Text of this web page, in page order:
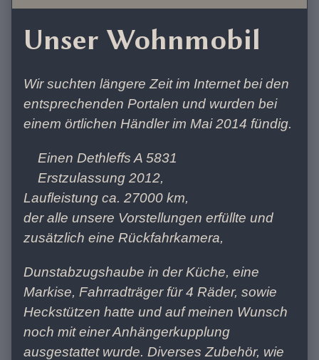
Unser Wohnmobil
Wir suchten längere Zeit im Internet bei den
entsprechenden Portalen und wurden bei
einem örtlichen Händler im Mai 2014 fündig.
Einen Dethleffs A 5831
Erstzulassung 2012,
Laufleistung ca. 27000 km,
der alle unsere Vorstellungen erfüllte und
zusätzlich eine Rückfahrkamera,
Dunstabzugshaube in der Küche, eine
Markise, Fahrradträger für 4 Räder, sowie
Heckstützen hatte und auf meinen Wunsch
noch mit einer Anhängerkupplung
ausgestattet wurde. Diverses Zubehör, wie